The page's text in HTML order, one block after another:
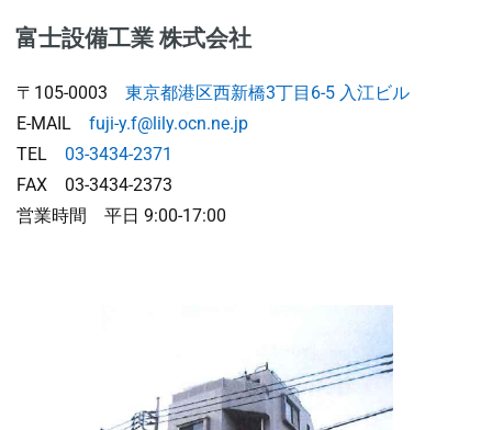
富士設備工業 株式会社
〒105-0003 東京都港区西新橋3丁目6-5 入江ビル
E-MAIL fuji-y.f@lily.ocn.ne.jp
TEL 03-3434-2371
FAX 03-3434-2373
営業時間 平日 9:00-17:00